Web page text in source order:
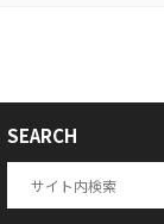
SEARCH